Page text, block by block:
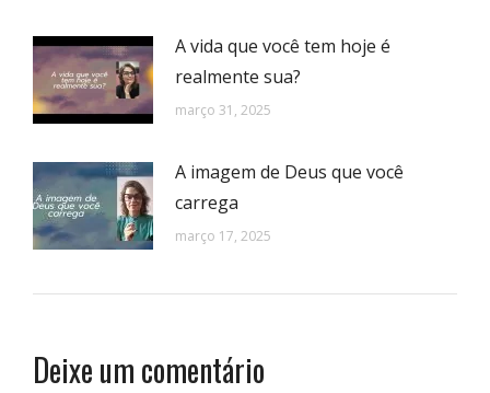
A vida que você tem hoje é
realmente sua?
março 31, 2025
A imagem de Deus que você
carrega
março 17, 2025
Deixe um comentário